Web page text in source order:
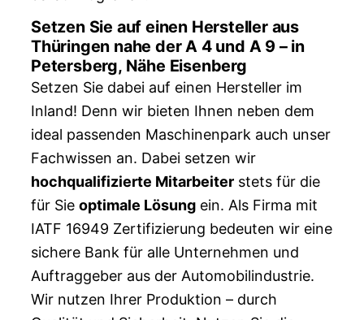
Setzen Sie auf einen Hersteller aus
Thüringen nahe der A 4 und A 9 – in
Petersberg, Nähe Eisenberg
Setzen Sie dabei auf einen Hersteller im
Inland! Denn wir bieten Ihnen neben dem
ideal passenden Maschinenpark auch unser
Fachwissen an. Dabei setzen wir
hochqualifizierte Mitarbeiter stets für die
für Sie optimale Lösung ein. Als Firma mit
IATF 16949 Zertifizierung bedeuten wir eine
sichere Bank für alle Unternehmen und
Auftraggeber aus der Automobilindustrie.
Wir nutzen Ihrer Produktion – durch